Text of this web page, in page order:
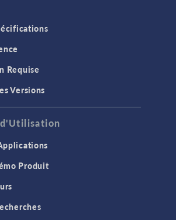
Requise
Versions
Produit